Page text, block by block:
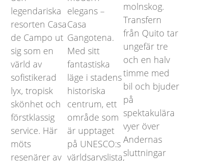
legendariska
resorten Casa
de Campo ut
sig som en
värld av
sofistikerad
lyx, tropisk
skönhet och
förstklassig
service. Här
möts
resenärer av
elegans –
Casa
Gangotena.
Med sitt
fantastiska
läge i stadens
historiska
centrum, ett
område som
är upptaget
på UNESCO:s
världsarvslista,
molnskog.
Transfern
från Quito tar
ungefär tre
och en halv
timme med
bil och bjuder
på
spektakulära
vyer över
Andernas
sluttningar